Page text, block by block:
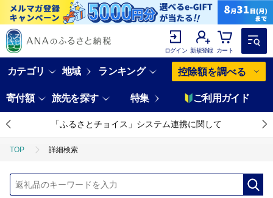
ログイン 新規登録 カート
カテゴリ 地域 ランキング 控除額を調べる
寄付額 旅先を探す 特集 ご利用ガイド
「ふるさとチョイス」システム連携に関して
TOP 詳細検索